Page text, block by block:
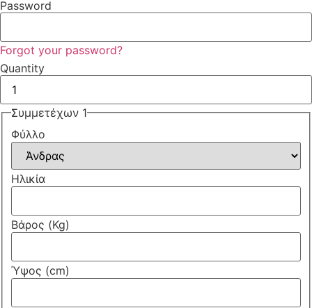
Password
Forgot your password?
Quantity
Συμμετέχων 1
Φύλλο
Ηλικία
Βάρος (Kg)
Ύψος (cm)